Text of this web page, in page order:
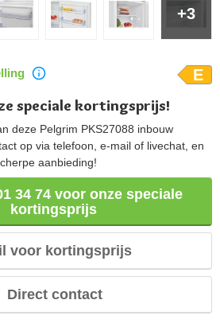
+3
E
speciale kortingsprijs!
deze Pelgrim PKS27088 inbouw
op via telefoon, e-mail of livechat, en
aanbieding!
34 74 voor onze speciale
kortingsprijs
voor kortingsprijs
Direct contact